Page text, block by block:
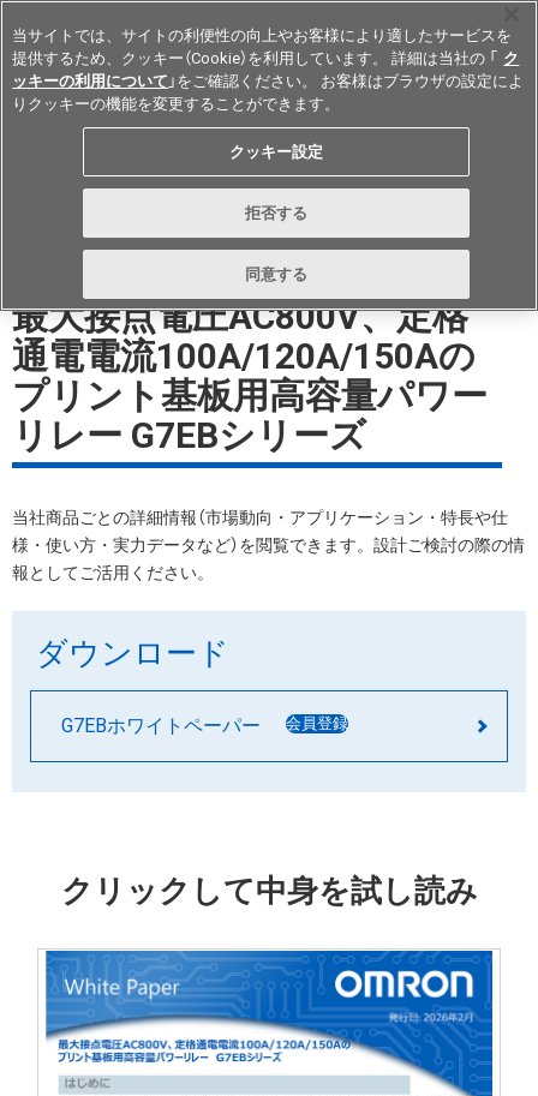
Japan
形G7EB ホワイトペーパーダウン
ロード
最大接点電圧AC800V、定格
通電電流100A/120A/150Aの
プリント基板用高容量パワー
リレー G7EBシリーズ
当社商品ごとの詳細情報（市場動向・アプリケーション・特長や仕
様・使い方・実力データなど）を閲覧できます。設計ご検討の際の情
報としてご活用ください。
ダウンロード
G7EBホワイトペーパー 会員登録
クリックして中身を試し読み
当サイトでは、サイトの利便性の向上やお客様により適したサービスを
提供するため、クッキー（Cookie）を利用しています。 詳細は当社の 「 ク
ッキーの利用について 」をご確認ください。 お客様はブラウザの設定によ
りクッキーの機能を変更することができます。
クッキー設定
拒否する
同意する